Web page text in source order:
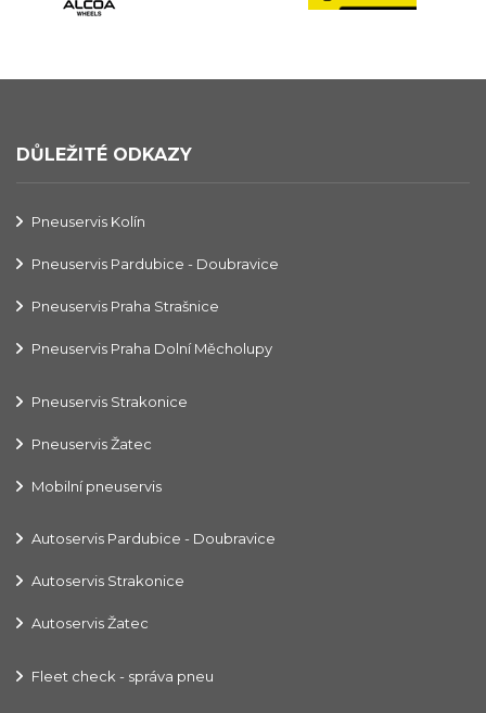
DŮLEŽITÉ ODKAZY
Pneuservis Kolín
Pneuservis Pardubice - Doubravice
Pneuservis Praha Strašnice
Pneuservis Praha Dolní Měcholupy
Pneuservis Strakonice
Pneuservis Žatec
Mobilní pneuservis
Autoservis Pardubice - Doubravice
Autoservis Strakonice
Autoservis Žatec
Fleet check - správa pneu